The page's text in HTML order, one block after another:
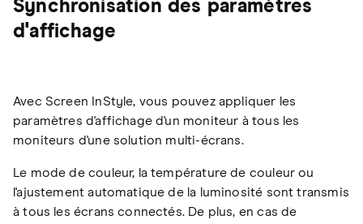
Synchronisation des paramètres
d'affichage
Avec Screen InStyle, vous pouvez appliquer les
paramètres d'affichage d'un moniteur à tous les
moniteurs d'une solution multi-écrans.
Le mode de couleur, la température de couleur ou
l'ajustement automatique de la luminosité sont transmis
à tous les écrans connectés. De plus, en cas de